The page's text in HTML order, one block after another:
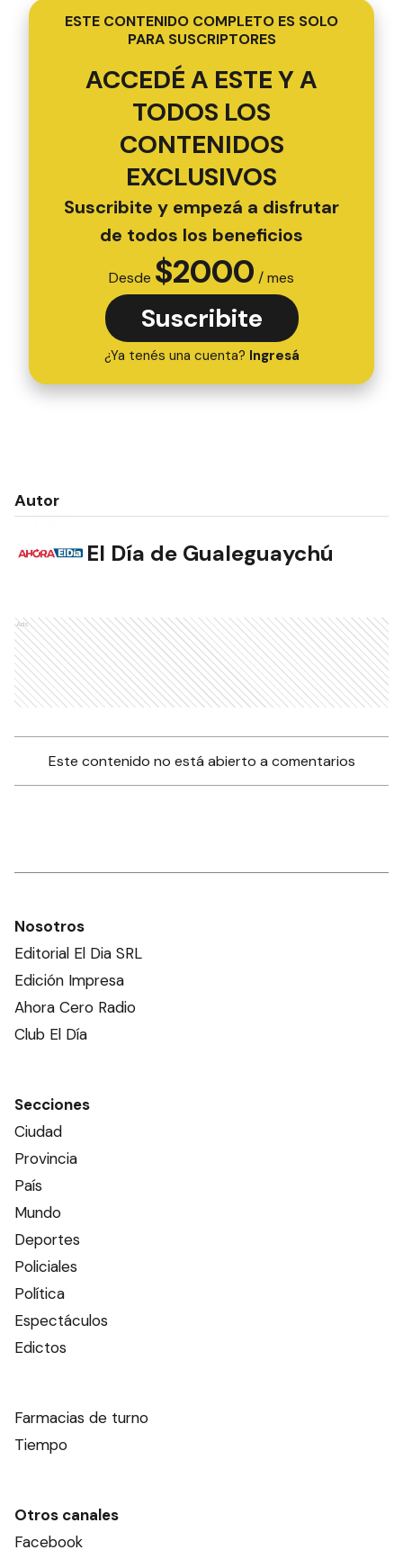
ESTE CONTENIDO COMPLETO ES SOLO
PARA SUSCRIPTORES
ACCEDÉ A ESTE Y A
TODOS LOS
CONTENIDOS
EXCLUSIVOS
Suscribite y empezá a disfrutar
de todos los beneficios
Desde $2000 / mes
Suscribite
¿Ya tenés una cuenta? Ingresá
Autor
El Día de Gualeguaychú
Ads
Este contenido no está abierto a comentarios
Nosotros
Editorial El Dia SRL
Edición Impresa
Ahora Cero Radio
Club El Día
Secciones
Ciudad
Provincia
País
Mundo
Deportes
Policiales
Política
Espectáculos
Edictos
Farmacias de turno
Tiempo
Otros canales
Facebook